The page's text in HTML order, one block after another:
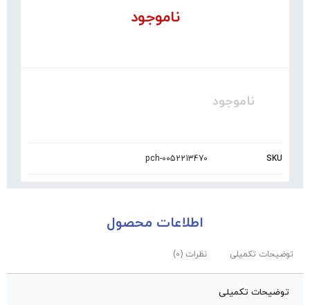
ناموجود
ناموجود
SKU
pch-0052213470
اطلاعات محصول
توضیحات تکمیلی نظرات (0)
توضیحات تکمیلی